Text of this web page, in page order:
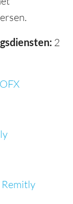
2
OFX
Remitly